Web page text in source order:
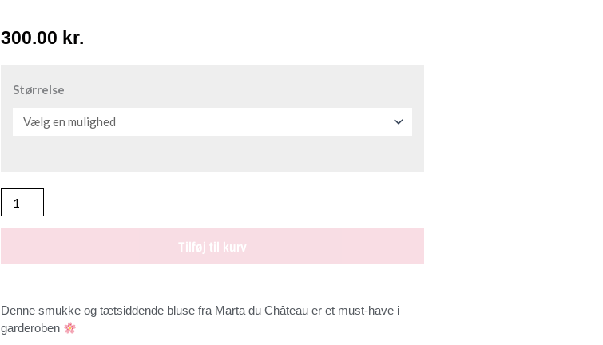
300.00 kr.
Størrelse
DU
antal
Tilføj til kurv
Denne smukke og tætsiddende bluse fra Marta du Château er et must-have i
garderoben